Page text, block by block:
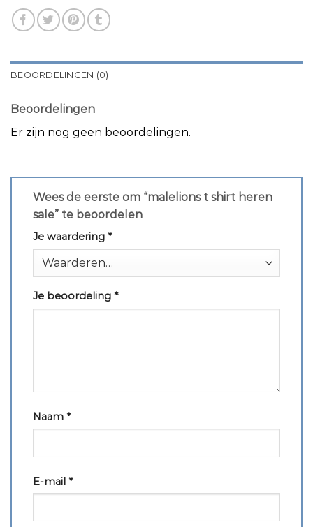
BEOORDELINGEN (0)
Beoordelingen
Er zijn nog geen beoordelingen.
Wees de eerste om “malelions t shirt heren
sale” te beoordelen
Je waardering *
Je beoordeling *
Naam *
E-mail *